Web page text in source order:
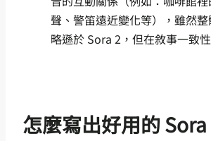
聲、警笛遠近變化等），雖然
略遜於 Sora 2，但在敘事一致
怎麼寫出好用的